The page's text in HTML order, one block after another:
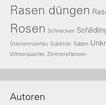
Rasen düngen
Rosen Schnecken
Sternenrusstau Substrat Tulpen
Winterquartier Zimmerpflanzen
Autoren